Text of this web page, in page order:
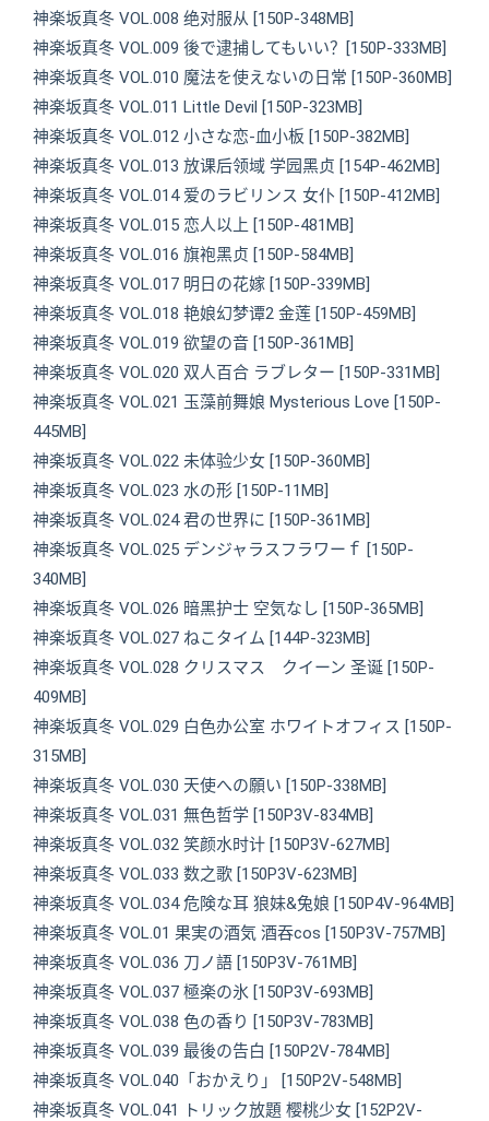
神楽坂真冬 VOL.008 绝对服从 [150P-348MB]
神楽坂真冬 VOL.009 後で逮捕してもいい？[150P-333MB]
神楽坂真冬 VOL.010 魔法を使えないの日常 [150P-360MB]
神楽坂真冬 VOL.011 Little Devil [150P-323MB]
神楽坂真冬 VOL.012 小さな恋-血小板 [150P-382MB]
神楽坂真冬 VOL.013 放课后领域 学园黑贞 [154P-462MB]
神楽坂真冬 VOL.014 爱のラビリンス 女仆 [150P-412MB]
神楽坂真冬 VOL.015 恋人以上 [150P-481MB]
神楽坂真冬 VOL.016 旗袍黑贞 [150P-584MB]
神楽坂真冬 VOL.017 明日の花嫁 [150P-339MB]
神楽坂真冬 VOL.018 艳娘幻梦谭2 金莲 [150P-459MB]
神楽坂真冬 VOL.019 欲望の音 [150P-361MB]
神楽坂真冬 VOL.020 双人百合 ラブレター [150P-331MB]
神楽坂真冬 VOL.021 玉藻前舞娘 Mysterious Love [150P-
445MB]
神楽坂真冬 VOL.022 未体验少女 [150P-360MB]
神楽坂真冬 VOL.023 水の形 [150P-11MB]
神楽坂真冬 VOL.024 君の世界に [150P-361MB]
神楽坂真冬 VOL.025 デンジャラスフラワーｆ [150P-
340MB]
神楽坂真冬 VOL.026 暗黑护士 空気なし [150P-365MB]
神楽坂真冬 VOL.027 ねこタイム [144P-323MB]
神楽坂真冬 VOL.028 クリスマス クイーン 圣诞 [150P-
409MB]
神楽坂真冬 VOL.029 白色办公室 ホワイトオフィス [150P-
315MB]
神楽坂真冬 VOL.030 天使への願い [150P-338MB]
神楽坂真冬 VOL.031 無色哲学 [150P3V-834MB]
神楽坂真冬 VOL.032 笑颜水时计 [150P3V-627MB]
神楽坂真冬 VOL.033 数之歌 [150P3V-623MB]
神楽坂真冬 VOL.034 危険な耳 狼妹&兔娘 [150P4V-964MB]
神楽坂真冬 VOL.01 果実の酒気 酒吞cos [150P3V-757MB]
神楽坂真冬 VOL.036 刀ノ語 [150P3V-761MB]
神楽坂真冬 VOL.037 極楽の氷 [150P3V-693MB]
神楽坂真冬 VOL.038 色の香り [150P3V-783MB]
神楽坂真冬 VOL.039 最後の告白 [150P2V-784MB]
神楽坂真冬 VOL.040「おかえり」 [150P2V-548MB]
神楽坂真冬 VOL.041 トリック放題 樱桃少女 [152P2V-